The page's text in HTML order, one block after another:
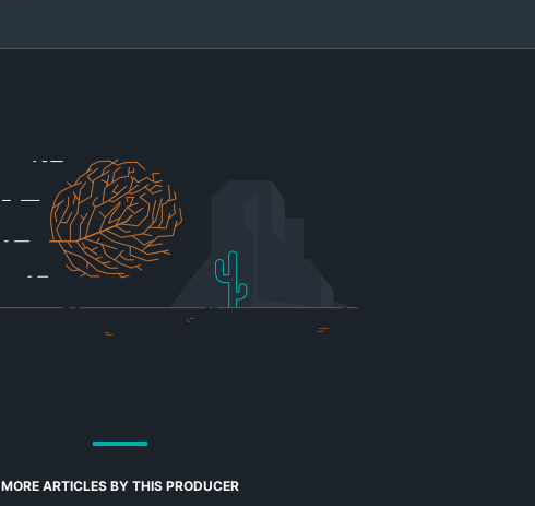
MORE ARTICLES BY THIS PRODUCER